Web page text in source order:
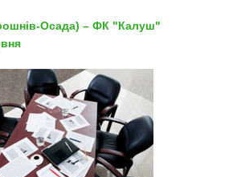
Осада) – ФК "Калуш"